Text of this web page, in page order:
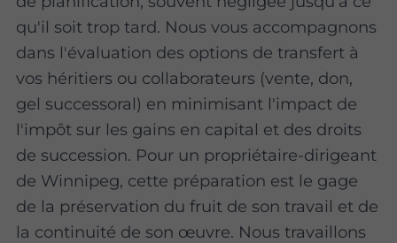
qu'il soit trop tard. Nous vous accompagnons
dans l'évaluation des options de transfert à
vos héritiers ou collaborateurs (vente, don,
gel successoral) en minimisant l'impact de
l'impôt sur les gains en capital et des droits
de succession. Pour un propriétaire-dirigeant
de Winnipeg, cette préparation est le gage
de la préservation du fruit de son travail et de
la continuité de son œuvre. Nous travaillons